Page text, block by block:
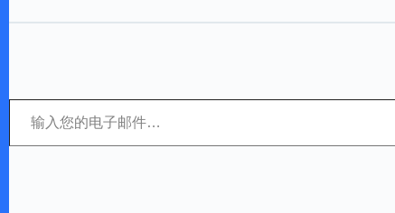
输入您的电子邮件…